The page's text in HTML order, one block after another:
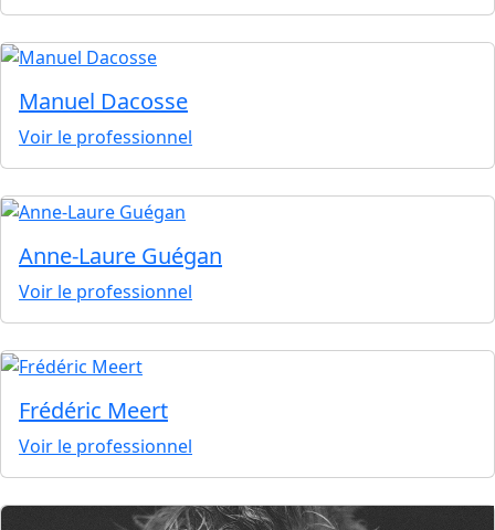
Manuel Dacosse
Voir le professionnel
Anne-Laure Guégan
Voir le professionnel
Frédéric Meert
Voir le professionnel